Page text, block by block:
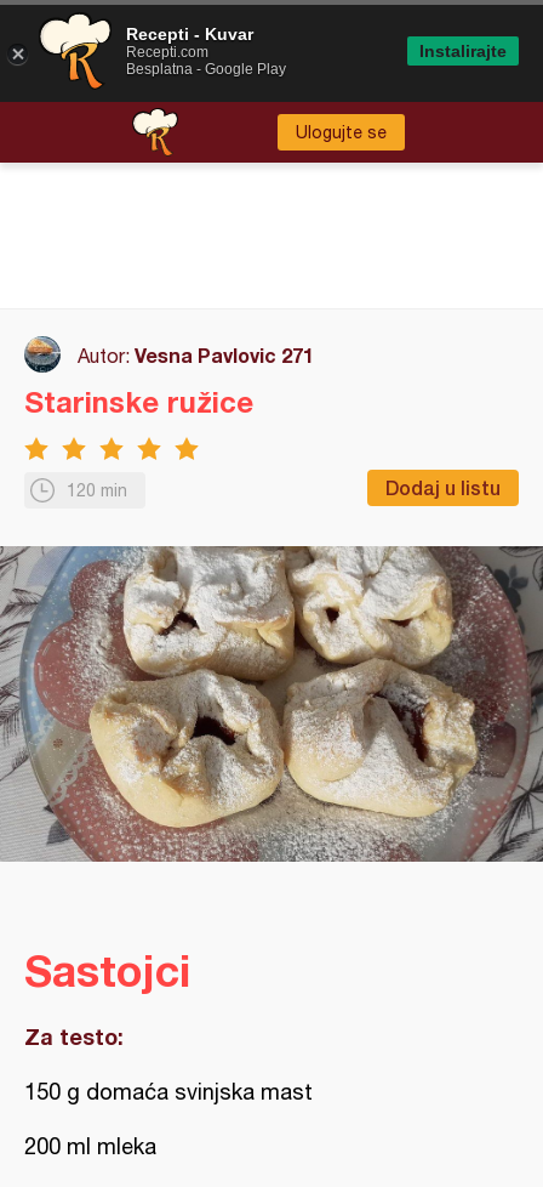
Ulogujte se
Autor: Vesna Pavlovic 271
120 min Dodaj u listu
Starinske ružice
Sastojci
Za testo:
150 g domaća svinjska mast
200 ml mleka
Recepti - Kuvar
Recepti.com
Besplatna - Google Play
Instalirajte